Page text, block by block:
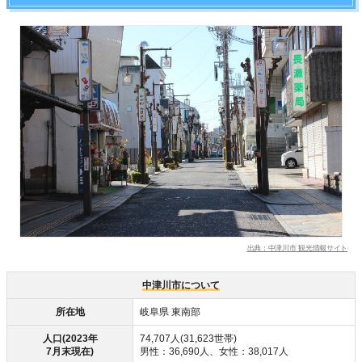
出典：中津川市 観光情報サイト
中津川市について
所在地 岐阜県 東南部
人口(2023年
7月末現在)
74,707人(31,623世帯)
男性：36,690人、女性：38,017人